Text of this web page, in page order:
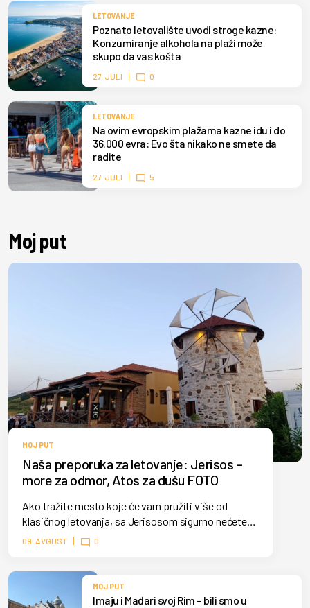
LETOVANJE
Poznato letovalište uvodi stroge kazne:
Konzumiranje alkohola na plaži može
skupo da vas košta
27. JULI 0
LETOVANJE
Na ovim evropskim plažama kazne idu i do
36.000 evra: Evo šta nikako ne smete da
radite
27. JULI 5
Moj put
MOJ PUT
Naša preporuka za letovanje: Jerisos –
more za odmor, Atos za dušu FOTO
Ako tražite mesto koje će vam pružiti više od
klasičnog letovanja, sa Jerisosom sigurno nećete
pogrešiti. Možda upravo u tome i jeste njegova
najveća vrednost, jer ne morate da birate između
09. AVGUST 0
MOJ PUT
Imaju i Mađari svoj Rim – bili smo u